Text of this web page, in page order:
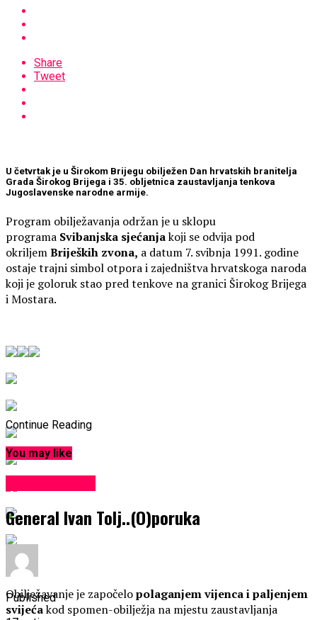
Share
Tweet
U četvrtak je u Širokom Brijegu obilježen Dan hrvatskih branitelja
Grada Širokog Brijega i 35. obljetnica zaustavljanja tenkova
Jugoslavenske narodne armije.
Program obilježavanja održan je u sklopu
programa Svibanjska sjećanjakoji se odvija pod
okriljemBrijeških zvona, a datum 7. svibnja 1991. godine
ostaje trajni simbol otpora i zajedništva hrvatskoga naroda
koji je goloruk stao pred tenkove na granici Širokog Brijega
i Mostara.
Obilježavanje je započelopolaganjem vijenca i paljenjem
svijećakod spomen-obilježja na mjestu zaustavljanja
Continue Reading
You may like
General Ivan Tolj..(O)poruka
Published